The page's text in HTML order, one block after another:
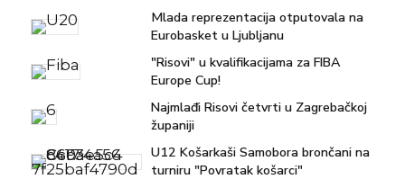
Mlada reprezentacija otputovala na
Eurobasket u Ljubljanu
"Risovi" u kvalifikacijama za FIBA
Europe Cup!
Najmlađi Risovi četvrti u Zagrebačkoj
županiji
U12 Košarkaši Samobora brončani na
turniru "Povratak košarci"